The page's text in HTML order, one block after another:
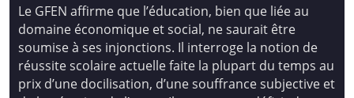
Le GFEN affirme que l’éducation, bien que liée au
domaine économique et social, ne saurait être
soumise à ses injonctions. Il interroge la notion de
réussite scolaire actuelle faite la plupart du temps au
prix d’une docilisation, d’une souffrance subjective et